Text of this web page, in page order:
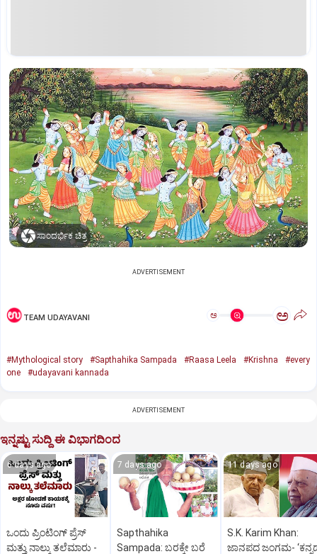
ಸಾಂದರ್ಭಿಕ ಚಿತ್ರ
ADVERTISEMENT
TEAM UDAYAVANI ಅ ಅ
#Mythological story #Sapthahika Sampada #Raasa Leela #Krishna
#every
one
#udayavani kannada
ADVERTISEMENT
ಇನ್ನಷ್ಟು ಸುದ್ದಿ ಈ ವಿಭಾಗದಿಂದ
6 days ago
ಒಂದು ಪ್ರಿಂಟಿಂಗ್ ಪ್ರೆಸ್
ಮತ್ತು ನಾಲ್ಕು ತಲೆಮಾರು -
7 days ago
Sapthahika
Sampada: ಬರಕ್ಕೇ ಬರೆ
11 days ago
S.K. Karim Khan:
ಜಾನಪದ ಜಂಗಮ-